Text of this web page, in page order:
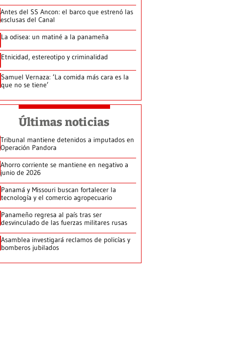
Antes del SS Ancon: el barco que estrenó las
esclusas del Canal
La odisea: un matiné a la panameña
Etnicidad, estereotipo y criminalidad
Samuel Vernaza: ‘La comida más cara es la
que no se tiene’
Últimas noticias
Tribunal mantiene detenidos a imputados en
Operación Pandora
Ahorro corriente se mantiene en negativo a
junio de 2026
Panamá y Missouri buscan fortalecer la
tecnología y el comercio agropecuario
Panameño regresa al país tras ser
desvinculado de las fuerzas militares rusas
Asamblea investigará reclamos de policías y
bomberos jubilados